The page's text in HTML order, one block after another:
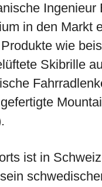
in den Markt
wie
Skibrille
ist in